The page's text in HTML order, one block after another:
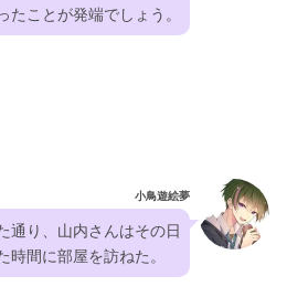
たことが発端でしょう。
小鳥遊絵夢
通り、山内さんはその日
時間に部屋を訪ねた。